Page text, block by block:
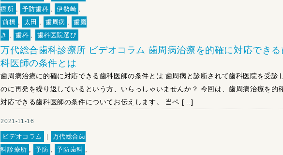
療所
予防歯科 伊勢崎
前橋
太田 歯周病
歯磨
き
歯科 歯科医院選び
万代総合歯科診療所 ビデオコラム 歯周病治療を的確に対応できる
科医師の条件とは
歯周病治療に的確に対応できる歯科医師の条件とは 歯周病と診断されて歯科医院を受診
のに再発を繰り返しているという方、いらっしゃいませんか？ 今回は、歯周病治療を的
対応できる歯科医師の条件についてお伝えします。 当ペ […]
2021-11-16
ビデオコラム ｜
万代総合歯
科診療所 , 予防 , 予防歯科 ,